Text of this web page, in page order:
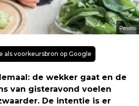
Pexels
als voorkeursbron op Google
de wekker gaat en de
van gisteravond voelen
De intentie is er